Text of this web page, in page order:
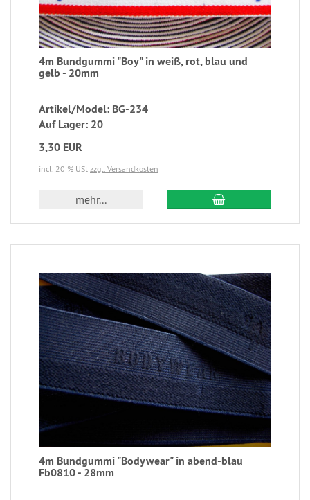
4m Bundgummi "Boy" in weiß, rot, blau und
gelb - 20mm
Artikel/Model: BG-234
Auf Lager: 20
3,30 EUR
incl. 20 % USt zzgl. Versandkosten
mehr...
4m Bundgummi "Bodywear" in abend-blau
Fb0810 - 28mm